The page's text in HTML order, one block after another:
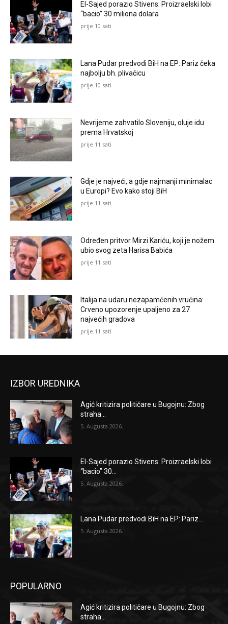
El-Sajed porazio Stivens: Proizraelski lobi
“bacio” 30 miliona dolara
prije 10 sati
Lana Pudar predvodi BiH na EP: Pariz čeka
najbolju bh. plivačicu
prije 10 sati
Nevrijeme zahvatilo Sloveniju, oluje idu
prema Hrvatskoj
prije 11 sati
Gdje je najveći, a gdje najmanji minimalac
u Europi? Evo kako stoji BiH
prije 11 sati
Određen pritvor Mirzi Kariću, koji je nožem
ubio svog zeta Harisa Babića
prije 11 sati
Italija na udaru nezapamćenih vrućina:
Crveno upozorenje upaljeno za 27
najvećih gradova
prije 11 sati
IZBOR UREDNIKA
Agić kritizira političare u Bugojnu: Zbog
straha...
5. Augusta 2026.
El-Sajed porazio Stivens: Proizraelski lobi
“bacio” 30...
5. Augusta 2026.
Lana Pudar predvodi BiH na EP: Pariz...
5. Augusta 2026.
POPULARNO
Agić kritizira političare u Bugojnu: Zbog
straha...